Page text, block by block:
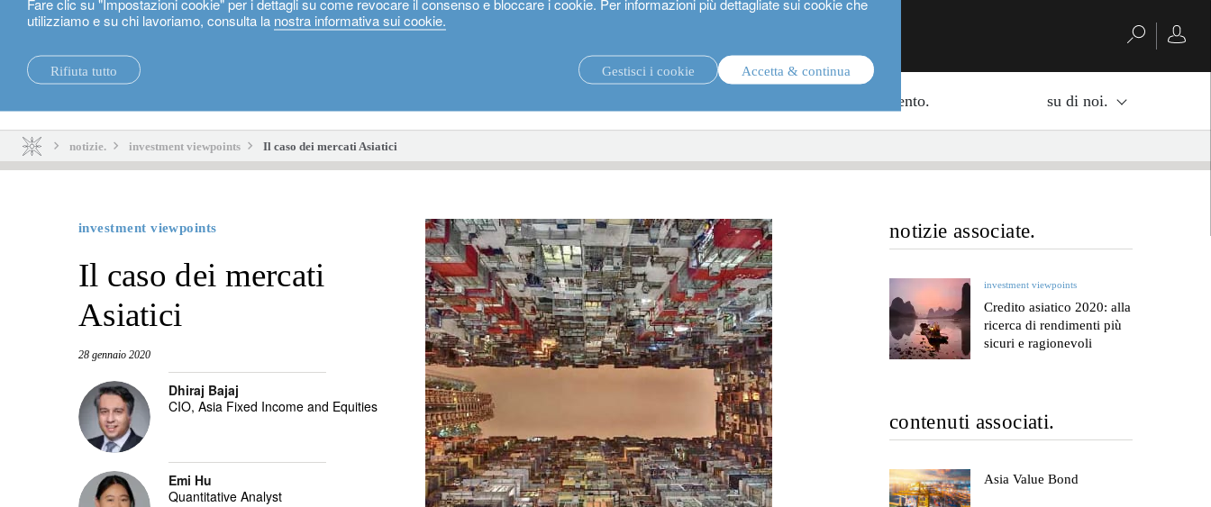
utilizziamo e su chi lavoriamo, consulta la nostra informativa sui cookie.
Rifiuta tutto Gestisci i cookie Accetta & continua
fondi di investimento. su di noi.
notizie. investment viewpoints Il caso dei mercati Asiatici
investment viewpoints
Il caso dei mercati
Asiatici
28 gennaio 2020
Dhiraj Bajaj
CIO, Asia Fixed Income and Equities
Emi Hu
Quantitative Analyst
notizie associate.
investment viewpoints
Credito asiatico 2020: alla
ricerca di rendimenti più
sicuri e ragionevoli
contenuti associati.
Asia Value Bond